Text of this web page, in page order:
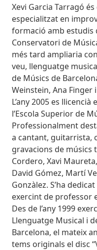
Bio
Xevi Garcia Tarragó
especialitzat en
formació amb estudis
Conservatori de
més tard ampliaria
veu, llenguatge
de Músics de
Weinstein, Ana Finger
L’any 2005 es llicencià
l’Escola Superior de
Professionalment
a cantant, guitarrista,
gravacions de músics
Cordero, Xavi
David Gómez, Martí
Gonzàlez. S’ha
exercint de professor
Des de l’any 1999
Llenguatge Musical i
Barcelona, el mateix
tems originals el disc